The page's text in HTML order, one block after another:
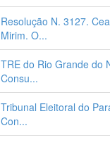
Resolução N. 3127.
Mirim. O...
TRE do Rio Grande do
Consu...
Tribunal Eleitoral do
Con...